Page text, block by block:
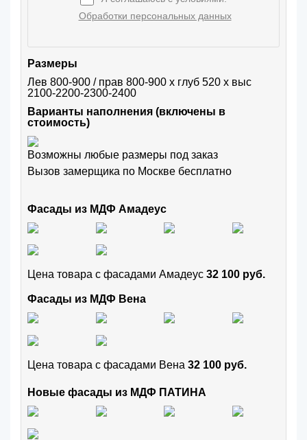
Обработки персональных данных
Размеры
Лев 800-900 / прав 800-900 х глуб 520 х выс
2100-2200-2300-2400
Варианты наполнения (включены в
стоимость)
Возможны любые размеры под заказ
Вызов замерщика по Москве бесплатно
Фасады из МДФ Амадеус
Цена товара с фасадами Амадеус 32 100 руб.
Фасады из МДФ Вена
Цена товара с фасадами Вена 32 100 руб.
Новые фасады из МДФ ПАТИНА